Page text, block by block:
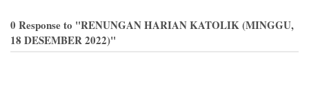
0 Response to "RENUNGAN HARIAN KATOLIK (MINGGU,
18 DESEMBER 2022)"